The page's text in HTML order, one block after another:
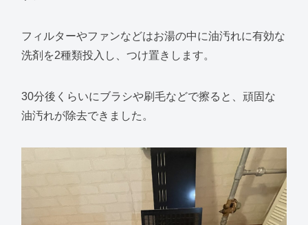
フィルターやファンなどはお湯の中に油汚れに有効な
洗剤を2種類投入し、つけ置きします。
30分後くらいにブラシや刷毛などで擦ると、頑固な
油汚れが除去できました。